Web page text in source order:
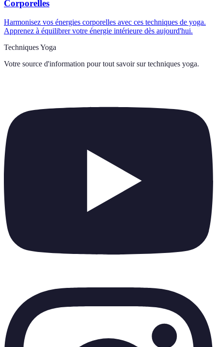
Corporelles
Harmonisez vos énergies corporelles avec ces techniques de yoga.
Apprenez à équilibrer votre énergie intérieure dès aujourd'hui.
Techniques Yoga
Votre source d'information pour tout savoir sur techniques yoga.